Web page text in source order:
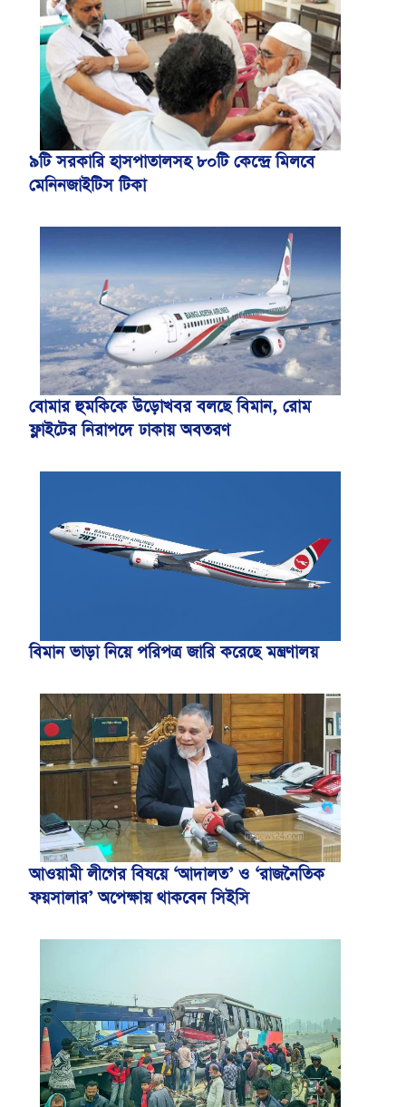
৯টি সরকারি হাসপাতালসহ ৮০টি কেন্দ্রে মিলবে
মেনিনজাইটিস টিকা
বোমার হুমকিকে উড়োখবর বলছে বিমান, রোম
ফ্লাইটের নিরাপদে ঢাকায় অবতরণ
বিমান ভাড়া নিয়ে পরিপত্র জারি করেছে মন্ত্রণালয়
আওয়ামী লীগের বিষয়ে ‘আদালত’ ও ‘রাজনৈতিক
ফয়সালার’ অপেক্ষায় থাকবেন সিইসি